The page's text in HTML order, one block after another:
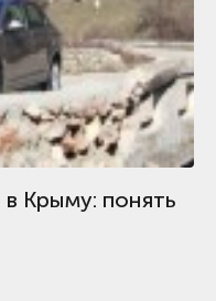
Крыму: понять